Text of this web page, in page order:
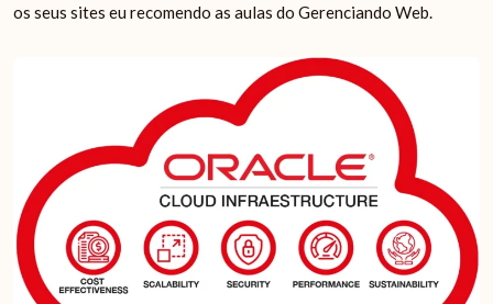
os seus sites eu recomendo as aulas do Gerenciando Web.